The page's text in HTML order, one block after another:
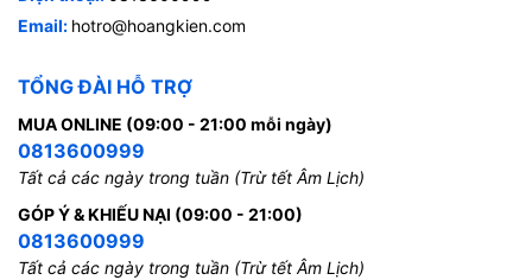
Email: hotro@hoangkien.com
TỔNG ĐÀI HỖ TRỢ
MUA ONLINE (09:00 - 21:00 mỗi ngày)
0813600999
Tất cả các ngày trong tuần (Trừ tết Âm Lịch)
GÓP Ý & KHIẾU NẠI (09:00 - 21:00)
0813600999
Tất cả các ngày trong tuần (Trừ tết Âm Lịch)